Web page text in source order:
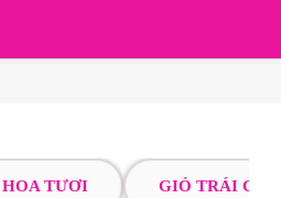
HOA TƯƠI GIỎ TRÁI CÂY